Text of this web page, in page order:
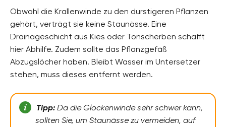
Obwohl die Krallenwinde zu den durstigeren Pflanzen
gehört, verträgt sie keine Staunässe. Eine
Drainageschicht aus Kies oder Tonscherben schafft
hier Abhilfe. Zudem sollte das Pflanzgefäß
Abzugslöcher haben. Bleibt Wasser im Untersetzer
stehen, muss dieses entfernt werden.
Tipp:Da die Glockenwinde sehr schwer kann,
sollten Sie, um Staunässe zu vermeiden, auf